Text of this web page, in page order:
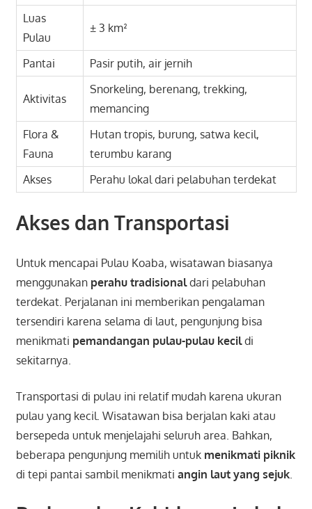
Luas
Pulau
± 3 km²
Pantai Pasir putih, air jernih
Aktivitas
Snorkeling, berenang, trekking,
memancing
Flora &
Fauna
Hutan tropis, burung, satwa kecil,
terumbu karang
Akses
Perahu lokal dari pelabuhan terdekat
Akses dan Transportasi
Untuk mencapai Pulau Koaba, wisatawan biasanya
menggunakan perahu tradisionaldari pelabuhan
terdekat. Perjalanan ini memberikan pengalaman
tersendiri karena selama di laut, pengunjung bisa
menikmati pemandangan pulau-pulau kecildi
sekitarnya.
Transportasi di pulau ini relatif mudah karena ukuran
pulau yang kecil. Wisatawan bisa berjalan kaki atau
bersepeda untuk menjelajahi seluruh area. Bahkan,
beberapa pengunjung memilih untuk menikmati piknik
di tepi pantai sambil menikmati angin laut yang sejuk.